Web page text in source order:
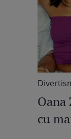
Oana
cu